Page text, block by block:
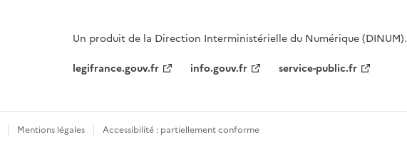
Un produit de la Direction Interministérielle du Numérique (DINUM).
legifrance.gouv.fr
info.gouv.fr service-public.fr
Mentions légales Accessibilité : partiellement conforme